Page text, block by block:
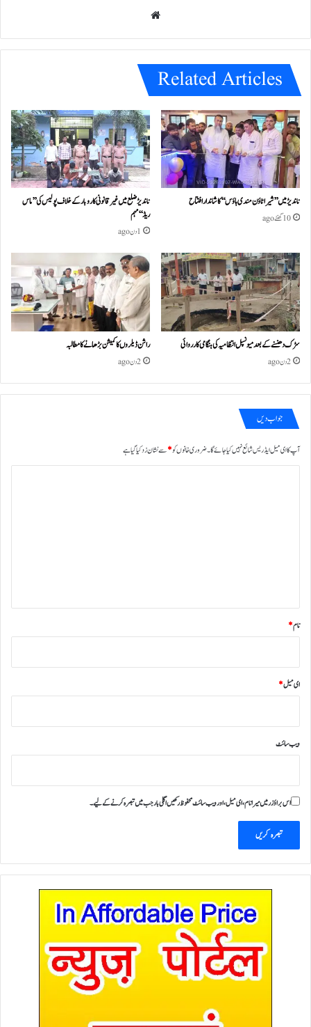
e
Related Articles
ناندیڑ میں ’’شیرا ٹاؤن مندی ہاؤس‘‘ کا شاندار افتتاح
10 گھنٹے ago
ناندیڑ ضلع میں غیر قانونی کاروبار کے خلاف پولیس کی ’’ماس
ریڈ‘‘ مہم
1 دن ago
سڑک دھنسنے کے بعد میونسپل انتظامیہ کی ہنگامی کارروائی
2 دن ago
راشن ڈیلروں کا کمیشن بڑھانے کا مطالبہ
2 دن ago
جواب دیں
آپ کا ای میل ایڈریس شائع نہیں کیا جائے گا۔ضروری خانوں کو*سے نشان زد کیا گیا ہے
نام*
ای میل*
ویب‌ سائٹ
اس براؤزر میں میرا نام، ای میل، اور ویب سائٹ محفوظ رکھیں اگلی بار جب میں تبصرہ کرنے کےلیے۔